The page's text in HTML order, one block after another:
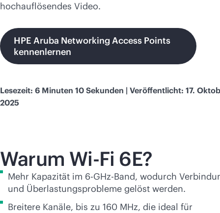
hochauflösendes Video.
HPE Aruba Networking Access Points
kennenlernen
Lesezeit: 6 Minuten 10 Sekunden | Veröffentlicht: 17.
2025
Warum Wi-Fi 6E?
Mehr Kapazität im 6-GHz-Band, wodurch
und Überlastungsprobleme gelöst werden.
Breitere Kanäle, bis zu 160 MHz, die ideal für